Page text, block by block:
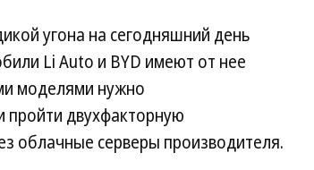
угона на сегодняшний день
Li Auto и BYD имеют от нее
моделями нужно
пройти двухфакторную
облачные серверы производителя.